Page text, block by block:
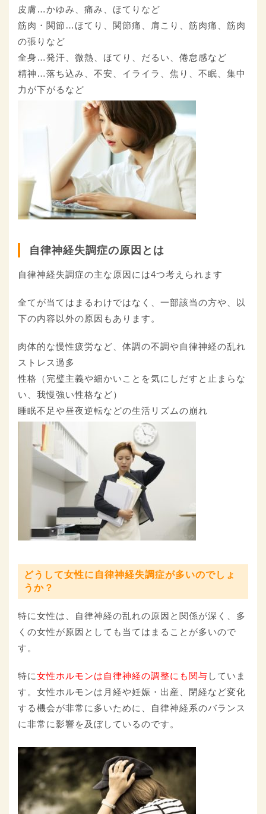
皮膚…かゆみ、痛み、ほてりなど
筋肉・関節…ほてり、関節痛、肩こり、筋肉痛、筋肉
の張りなど
全身…発汗、微熱、ほてり、だるい、倦怠感など
精神…落ち込み、不安、イライラ、焦り、不眠、集中
力が下がるなど
自律神経失調症の原因とは
自律神経失調症の主な原因には4つ考えられます
全てが当てはまるわけではなく、一部該当の方や、以
下の内容以外の原因もあります。
肉体的な慢性疲労など、体調の不調や自律神経の乱れ
ストレス過多
性格（完璧主義や細かいことを気にしだすと止まらな
い、我慢強い性格など）
睡眠不足や昼夜逆転などの生活リズムの崩れ
どうして女性に自律神経失調症が多いのでしょ
うか？
特に女性は、自律神経の乱れの原因と関係が深く、多
くの女性が原因としても当てはまることが多いので
す。
特に女性ホルモンは自律神経の調整にも関与 していま
す。女性ホルモンは月経や妊娠・出産、閉経など変化
する機会が非常に多いために、自律神経系のバランス
に非常に影響を及ぼしているのです。